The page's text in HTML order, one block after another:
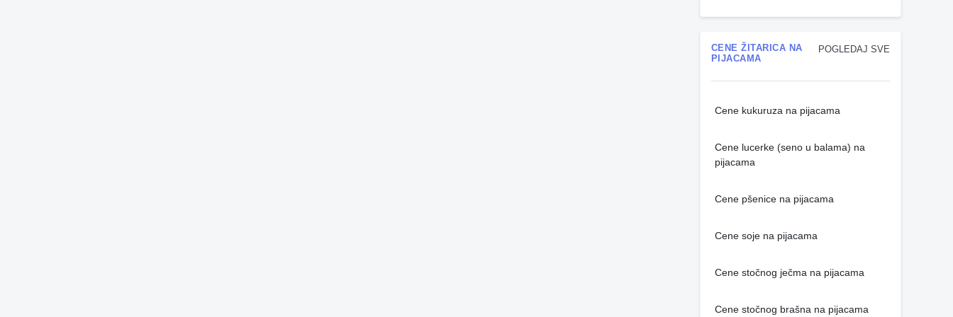
POGLEDAJ SVE
CENE ŽITARICA NA
PIJACAMA
Cene kukuruza na pijacama
Cene lucerke (seno u balama) na
pijacama
Cene pšenice na pijacama
Cene soje na pijacama
Cene stočnog ječma na pijacama
Cene stočnog brašna na pijacama